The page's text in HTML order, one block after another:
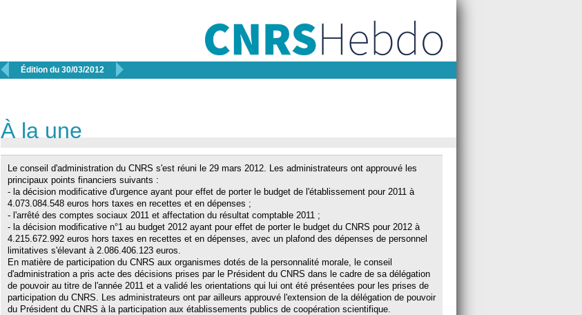
 Édition du 30/03/2012 
À la une
Le conseil d'administration du CNRS s'est réuni le 29 mars 2012. Les administrateurs ont approuvé les
principaux points financiers suivants :
- la décision modificative d'urgence ayant pour effet de porter le budget de l'établissement pour 2011 à
4.073.084.548 euros hors taxes en recettes et en dépenses ;
- l'arrêté des comptes sociaux 2011 et affectation du résultat comptable 2011 ;
- la décision modificative n°1 au budget 2012 ayant pour effet de porter le budget du CNRS pour 2012 à
4.215.672.992 euros hors taxes en recettes et en dépenses, avec un plafond des dépenses de personnel
limitatives s'élevant à 2.086.406.123 euros.
En matière de participation du CNRS aux organismes dotés de la personnalité morale, le conseil
d'administration a pris acte des décisions prises par le Président du CNRS dans le cadre de sa délégation
de pouvoir au titre de l'année 2011 et a validé les orientations qui lui ont été présentées pour les prises de
participation du CNRS. Les administrateurs ont par ailleurs approuvé l'extension de la délégation de pouvoir
du Président du CNRS à la participation aux établissements publics de coopération scientifique.